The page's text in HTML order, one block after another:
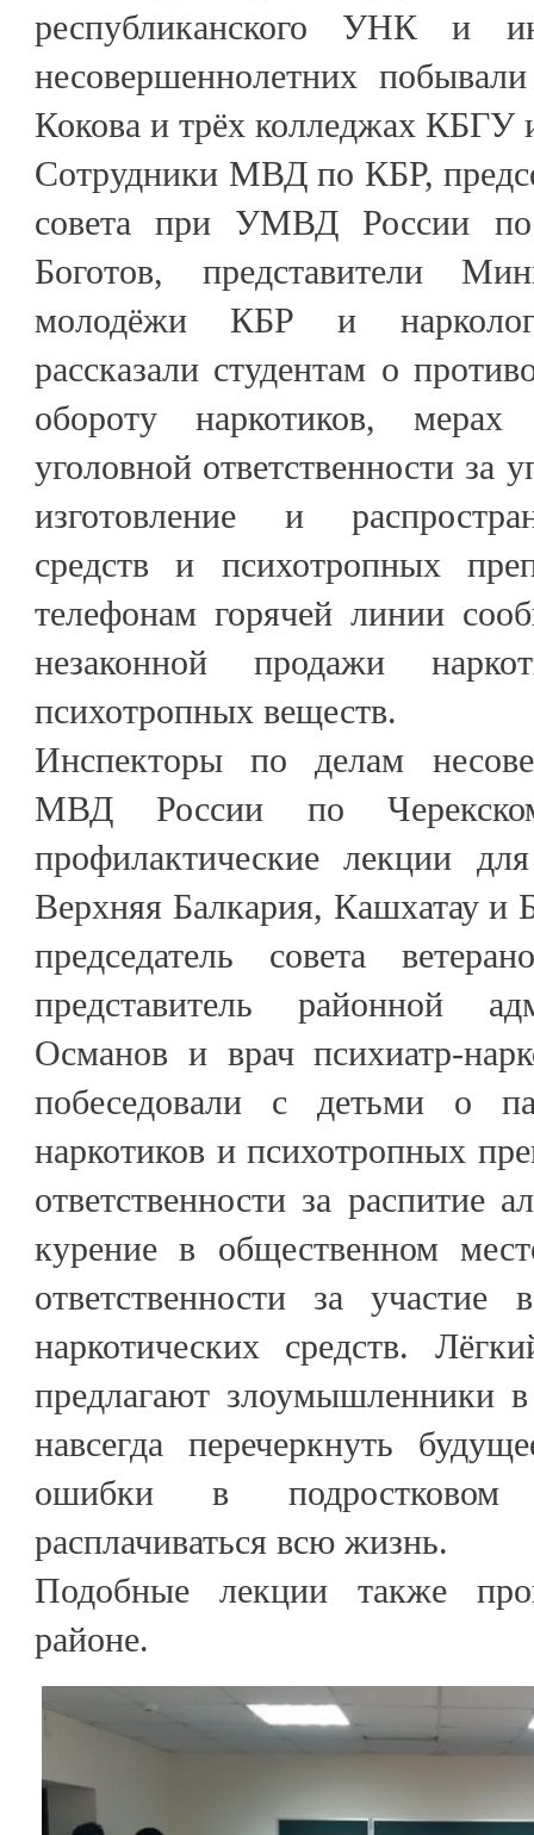
республиканского УНК и
несовершеннолетних
Кокова и трёх колледжах
Сотрудники МВД по КБР,
совета при УМВД России
Боготов, представители
молодёжи КБР и
рассказали студентам о
обороту наркотиков, мерах
уголовной ответственности за
изготовление и
средств и психотропных
телефонам горячей линии
незаконной продажи
психотропных веществ.
Инспекторы по делам
МВД России по
профилактические лекции
Верхняя Балкария, Кашхатау и
председатель совета
представитель районной
Османов и врач психиатр-
побеседовали с детьми о
наркотиков и психотропных
ответственности за распитие
курение в общественном
ответственности за участие
наркотических средств.
предлагают злоумышленники
навсегда перечеркнуть
ошибки в подростковом
расплачиваться всю жизнь.
Подобные лекции также
районе.